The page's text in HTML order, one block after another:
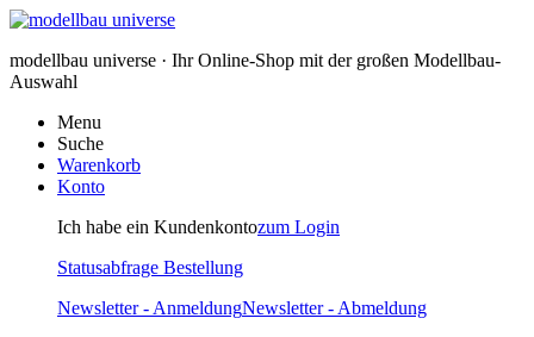
modellbau universe · Ihr Online-Shop mit der großen Modellbau-
Auswahl
Menu
Suche
Warenkorb
Konto
Ich habe ein Kundenkontozum Login
Statusabfrage Bestellung
Newsletter - AnmeldungNewsletter - Abmeldung